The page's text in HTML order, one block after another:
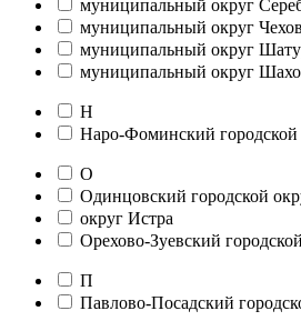
муниципальный округ
муниципальный округ Чехов
муниципальный округ
муниципальный округ
Н
Наро-Фоминский городской
О
Одинцовский городской
округ Истра
Орехово-Зуевский
П
Павлово-Посадский